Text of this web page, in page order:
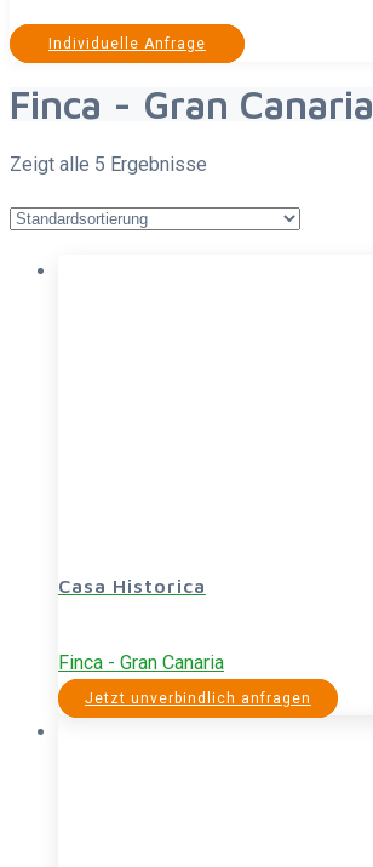
Individuelle Anfrage
Finca - Gran Canaria
Zeigt alle 5 Ergebnisse
Casa Historica
Finca - Gran Canaria
Jetzt unverbindlich anfragen